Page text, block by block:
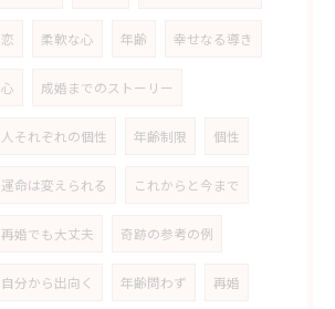
恋 柔軟な心 年齢 幸せなる導き
心 成婚までのストーリー
人それぞれの個性 年齢制限 個性
運命は変えられる これからと今まで
再婚でも大丈夫 奇跡の参考の例
自分から出向く 年齢問わず 再婚